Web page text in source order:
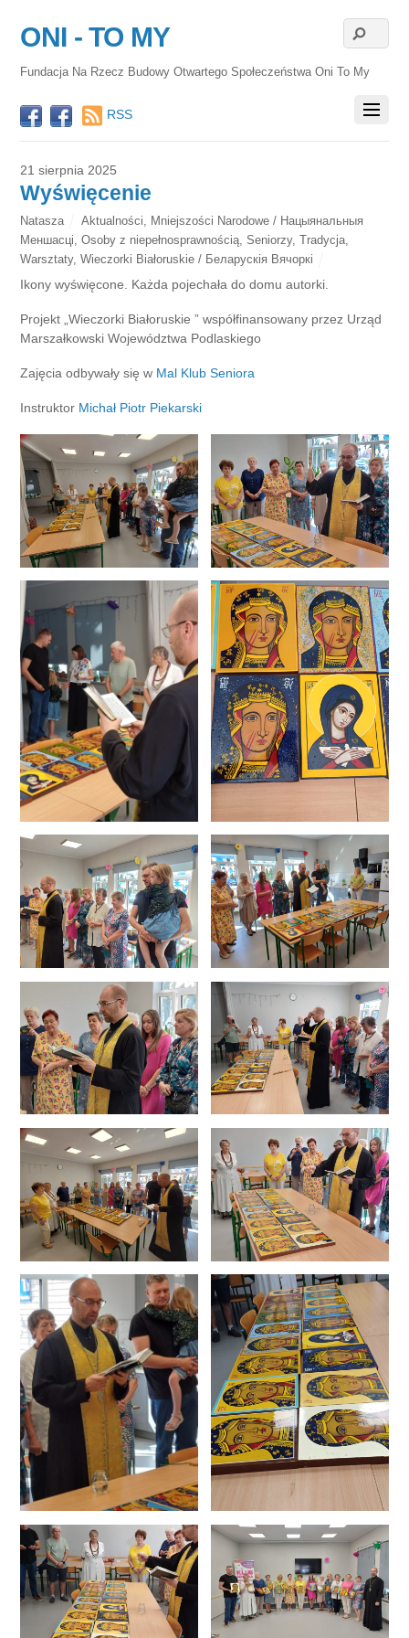
ONI - TO MY
Fundacja Na Rzecz Budowy Otwartego Społeczeństwa Oni To My
RSS
21 sierpnia 2025
Wyświęcenie
Natasza Aktualności
Mniejszości Narodowe / Нацыянальныя
Меншасці ,Osoby z niepełnosprawnością ,Seniorzy,Tradycja
Warsztaty,Wieczorki Białoruskie / Беларускія Вячоркі
Ikony wyświęcone. Każda pojechała do domu autorki.
Projekt „Wieczorki Białoruskie ” współfinansowany przez Urząd
Marszałkowski Województwa Podlaskiego
Zajęcia odbywały się w Mal Klub Seniora
Instruktor Michał Piotr Piekarski